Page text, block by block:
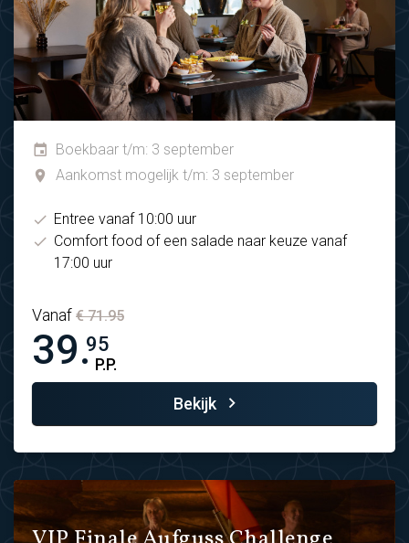
Boekbaar t/m: 3 september
Aankomst mogelijk t/m: 3 september
Entree vanaf 10:00 uur
Comfort food of een salade naar keuze vanaf
17:00 uur
Vanaf € 71.95
39.95
P.P.
Bekijk